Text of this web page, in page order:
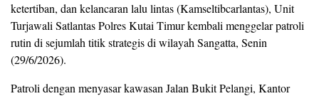
ketertiban, dan kelancaran lalu lintas (Kamseltibcarlantas), Unit
Turjawali Satlantas Polres Kutai Timur kembali menggelar patroli
rutin di sejumlah titik strategis di wilayah Sangatta, Senin
(29/6/2026).
Patroli dengan menyasar kawasan Jalan Bukit Pelangi, Kantor